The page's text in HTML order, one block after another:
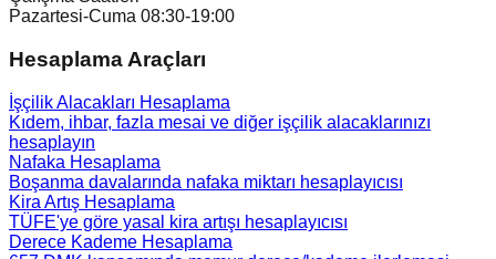
Pazartesi-Cuma 08:30-19:00
Hesaplama Araçları
İşçilik Alacakları Hesaplama
Kıdem, ihbar, fazla mesai ve diğer işçilik alacaklarınızı
hesaplayın
Nafaka Hesaplama
Boşanma davalarında nafaka miktarı hesaplayıcısı
Kira Artış Hesaplama
TÜFE'ye göre yasal kira artışı hesaplayıcısı
Derece Kademe Hesaplama